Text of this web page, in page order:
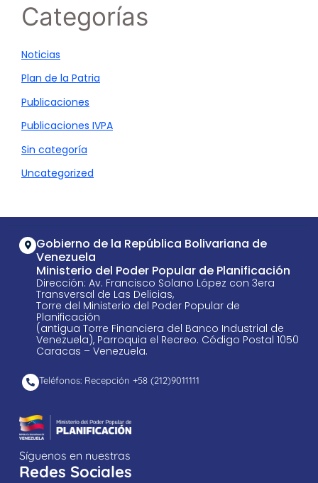
Categorías
Noticias
Plan de la Patria
Publicaciones
Publicaciones IVPA
Sin categoría
Uncategorized
Gobierno de la República Bolivariana de
Venezuela
Ministerio del Poder Popular de Planificación
Dirección: Av. Francisco Solano López con 3era
Transversal de Las Delicias,
Torre del Ministerio del Poder Popular de
Planificación
(antigua Torre Financiera del Banco Industrial de
Venezuela), Parroquia el Recreo. Código Postal 1050
Caracas – Venezuela.
Teléfonos: Recepción +58 ​(212)9011111
Síguenos en nuestras
Redes Sociales